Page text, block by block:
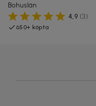
Bohuslän
4,9 (3)
650+ köpta